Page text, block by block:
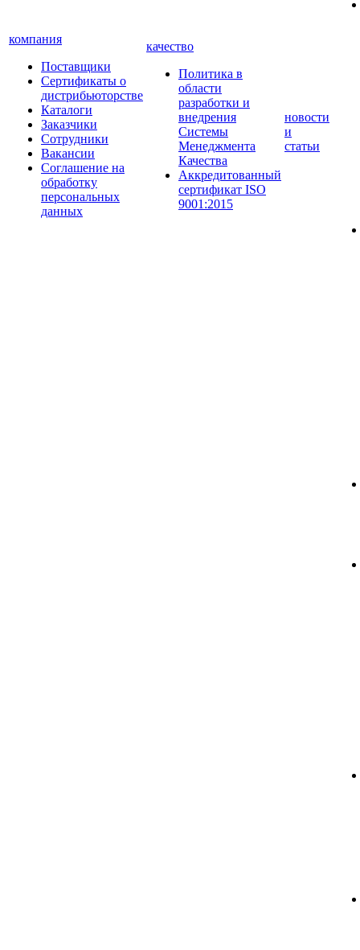
компания
Поставщики
Сертификаты о
дистрибьюторстве
Каталоги
Заказчики
Сотрудники
Вакансии
Соглашение на
обработку
персональных
данных
качество
Политика в
области
разработки и
внедрения
Системы
Менеджмента
Качества
Аккредитованный
сертификат ISO
9001:2015
новости
и
статьи